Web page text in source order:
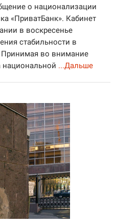
о национализации
«ПриватБанк». Кабинет
в воскресенье
стабильности в
во внимание
национальной ...Дальше